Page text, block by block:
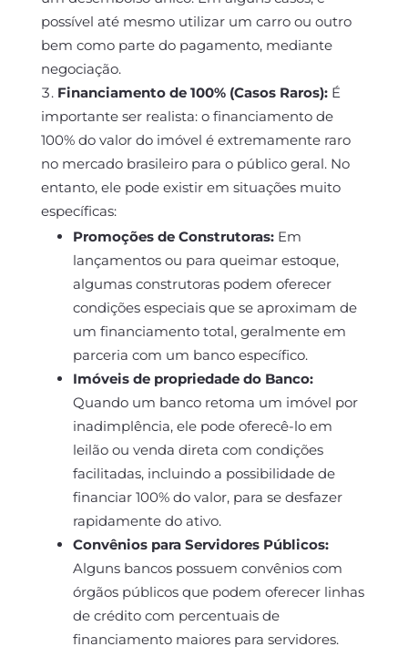
possível até mesmo utilizar um carro ou outro
bem como parte do pagamento, mediante
negociação.
Financiamento de 100% (Casos Raros):É
importante ser realista: o financiamento de
100% do valor do imóvel é extremamente raro
no mercado brasileiro para o público geral. No
entanto, ele pode existir em situações muito
específicas:
Promoções de Construtoras:Em
lançamentos ou para queimar estoque,
algumas construtoras podem oferecer
condições especiais que se aproximam de
um financiamento total, geralmente em
parceria com um banco específico.
Imóveis de propriedade do Banco:
Quando um banco retoma um imóvel por
inadimplência, ele pode oferecê-lo em
leilão ou venda direta com condições
facilitadas, incluindo a possibilidade de
financiar 100% do valor, para se desfazer
rapidamente do ativo.
Convênios para Servidores Públicos:
Alguns bancos possuem convênios com
órgãos públicos que podem oferecer linhas
de crédito com percentuais de
financiamento maiores para servidores.